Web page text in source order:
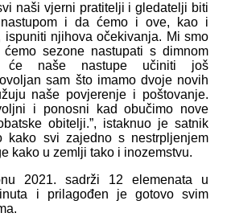
naši vjerni pratitelji i gledatelji biti
i da ćemo i ove, kao i
ispuniti njihova očekivanja. Mi smo
sezone nastupati s dimnom
će naše nastupe učiniti još
sam što imamo dvoje novih
naše povjerenje i poštovanje.
i ponosni kad obučimo nove
obitelji.”, istaknuo je satnik
kako svi zajedno s nestrpljenjem
kako u zemlji tako i inozemstvu.
2021. sadrži 12 elemenata u
i prilagođen je gotovo svim